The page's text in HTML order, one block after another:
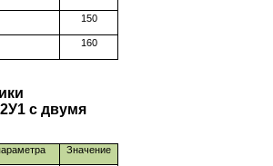
150
160
с двумя
Значение